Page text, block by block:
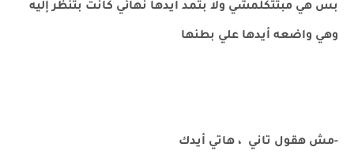
بس هي مبتتكلمشي ولا بتمد أيدها نهائي كانت بتنظر إليه
وهي واضعه أيدها علي بطنها
-مش هقول تاني ، هاتي أيدك